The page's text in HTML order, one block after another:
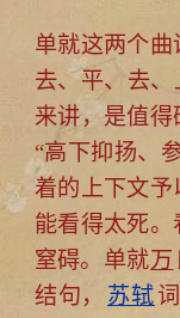
单就这两个
去、平、去、
来讲，是值
“高下抑扬、
着的上下文予
能看得太死
窒碍。单就万
结句，
苏轼